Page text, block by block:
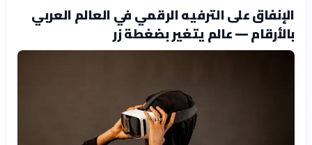
الإنفاق على الترفيه الرقمي في العالم العربي
بالأرقام — عالم يتغير بضغطة زر